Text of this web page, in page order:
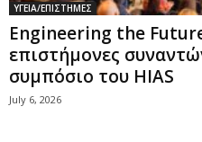
ΥΓΕΙΑ/ΕΠΙΣΤΗΜΕΣ
Engineering the
επιστήμονες
συμπόσιο του HIAS
July 6, 2026